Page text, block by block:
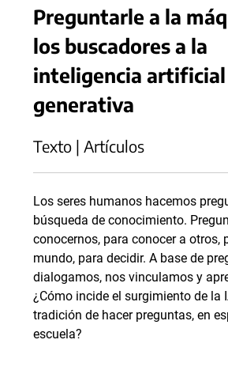
Preguntarle a la
los buscadores a la
inteligencia artificial
generativa
Texto | Artículos
Los seres humanos hacemos
búsqueda de conocimiento.
conocernos, para conocer a otros,
mundo, para decidir. A base de
dialogamos, nos vinculamos y
¿Cómo incide el surgimiento de la
tradición de hacer preguntas, en
escuela?